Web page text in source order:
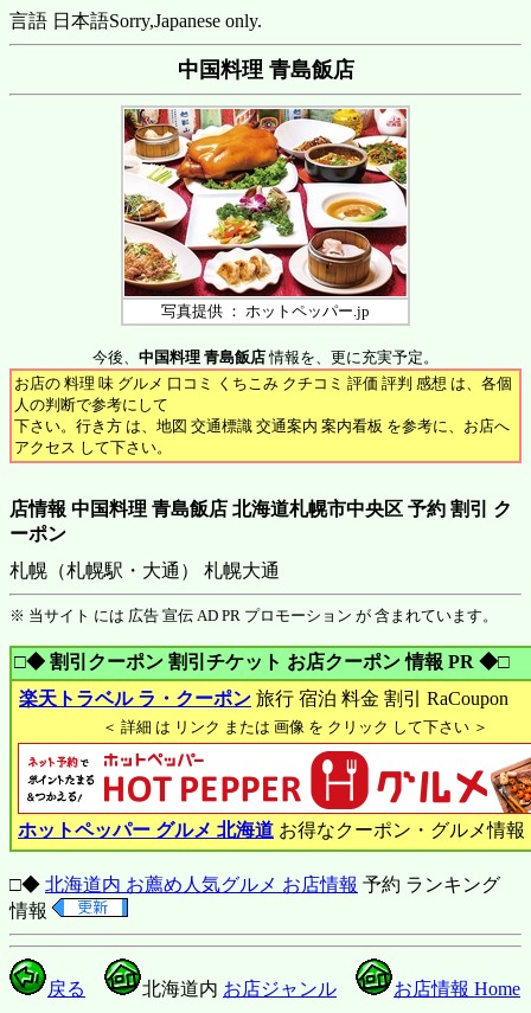
言語 日本語Sorry,Japanese only.
中国料理 青島飯店
写真提供 ： ホットペッパー.jp
今後、 中国料理 青島飯店情報を、更に充実予定。
お店の 料理 味 グルメ 口コミ くちこみ クチコミ 評価 評判 感想 は、各個
人の判断で参考にして
下さい。行き方 は、地図 交通標識 交通案内 案内看板 を参考に、お店へ
アクセス して下さい。
店情報 中国料理 青島飯店 北海道札幌市中央区 予約 割引 ク
ーポン
札幌（札幌駅・大通） 札幌大通
※ 当サイト には 広告 宣伝 AD PR プロモーション が 含まれています。
□◆ 割引クーポン 割引チケット お店クーポン 情報 PR ◆□
楽天トラベル ラ・クーポン 旅行 宿泊 料金 割引 RaCoupon
＜ 詳細 は リンク または 画像 を クリック して下さい ＞
ホットペッパー グルメ 北海道 お得なクーポン・グルメ情報
□◆ 北海道内 お薦め人気グルメ お店情報 予約 ランキング
情報
戻る 北海道内 お店ジャンル お店情報 Home